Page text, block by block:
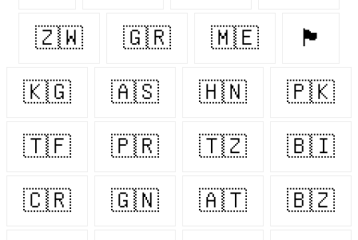
🇿🇼 🇬🇷 🇲🇪 🏴󠁧󠁢󠁳󠁣󠁴󠁿
🇰🇬 🇦🇸 🇭🇳 🇵🇰
🇹🇫 🇵🇷 🇹🇿 🇧🇮
🇨🇷 🇬🇳 🇦🇹 🇧🇿